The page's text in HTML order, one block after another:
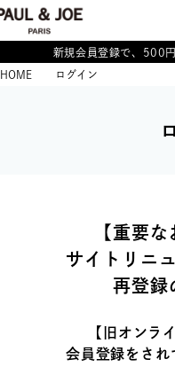
新規会員登録で、500
HOME ログイン
【重要な
サイトリニ
再登録
【旧オンラ
会員登録をされ